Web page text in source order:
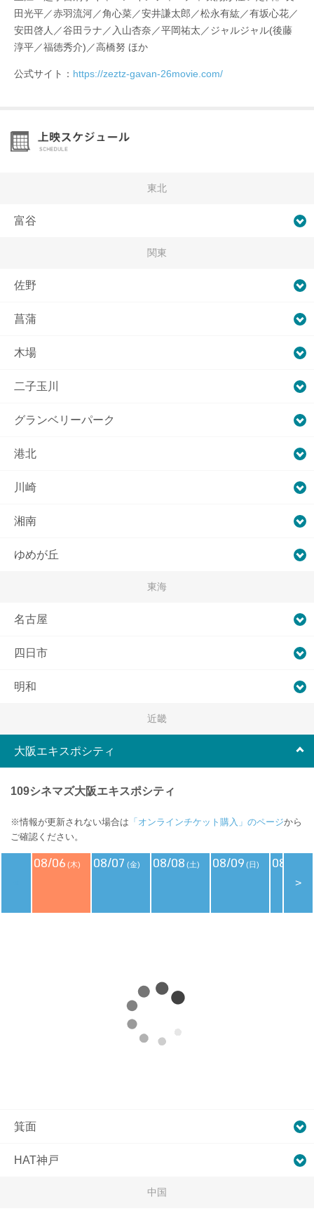
田光平／赤羽流河／角心菜／安井謙太郎／松永有紘／有坂心花／
安田啓人／谷田ラナ／入山杏奈／平岡祐太／ジャルジャル(後藤
淳平／福徳秀介)／高橋努 ほか
公式サイト： https://zeztz-gavan-26movie.com/
東北
富谷
関東
佐野
菖蒲
木場
二子玉川
グランベリーパーク
港北
川崎
湘南
ゆめが丘
東海
名古屋
四日市
明和
近畿
大阪エキスポシティ
109シネマズ大阪エキスポシティ
※情報が更新されない場合は 「オンラインチケット購入」のページから
ご確認ください。
08/06 (木) 08/07 (金) 08/08 (土) 08/09 (日) 08/10
>
箕面
HAT神戸
中国